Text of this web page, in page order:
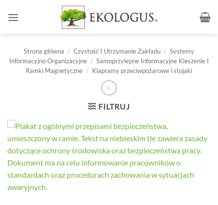
Strona główna / Czystość I Utrzymanie Zakładu / Systemy
Informacyjno Organizacyjne / Samoprzylepne Informacyjne Kieszenie I
Ramki Magnetyczne / Klapramy przeciwpożarowe i stojaki
FILTRUJ